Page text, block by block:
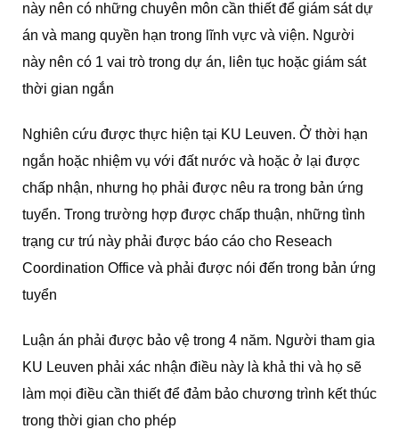
này nên có những chuyên môn cần thiết để giám sát dự
án và mang quyền hạn trong lĩnh vực và viện. Người
này nên có 1 vai trò trong dự án, liên tục hoặc giám sát
thời gian ngắn
Nghiên cứu được thực hiện tại KU Leuven. Ở thời hạn
ngắn hoặc nhiệm vụ với đất nước và hoặc ở lại được
chấp nhận, nhưng họ phải được nêu ra trong bản ứng
tuyển. Trong trường hợp được chấp thuận, những tình
trạng cư trú này phải được báo cáo cho Reseach
Coordination Office và phải được nói đến trong bản ứng
tuyển
Luận án phải được bảo vệ trong 4 năm. Người tham gia
KU Leuven phải xác nhận điều này là khả thi và họ sẽ
làm mọi điều cần thiết để đảm bảo chương trình kết thúc
trong thời gian cho phép